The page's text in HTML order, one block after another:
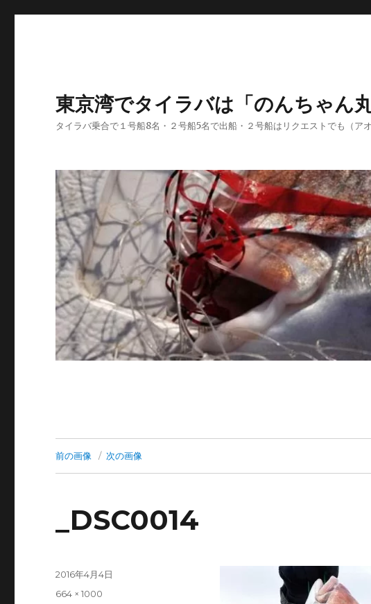
東京湾でタイラバは「のんちゃん
タイラバ乗合で１号船8名・２号船5名で出船・２号船はリクエストでも（ア
前の画像 次の画像
_DSC0014
投
2016年4月4日
フ
664 × 1000